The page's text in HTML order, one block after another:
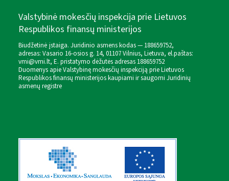
Valstybinė mokesčių inspekcija prie Lietuvos
Respublikos finansų ministerijos
Biudžetinė įstaiga. Juridinio asmens kodas — 188659752,
adresas: Vasario 16-osios g. 14, 01107 Vilnius, Lietuva, el.paštas:
vmi@vmi.lt, E. pristatymo dėžutės adresas 188659752
Duomenys apie Valstybinę mokesčių inspekciją prie Lietuvos
Respublikos finansų ministerijos kaupiami ir saugomi Juridinių
asmenų registre